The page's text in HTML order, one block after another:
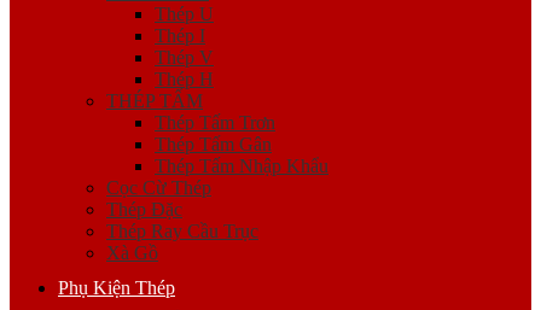
Thép U
Thép I
Thép V
Thép H
THÉP TẤM
Thép Tấm Trơn
Thép Tấm Gân
Thép Tấm Nhập Khẩu
Cọc Cừ Thép
Thép Đặc
Thép Ray Cầu Trục
Xà Gồ
Phụ Kiện Thép